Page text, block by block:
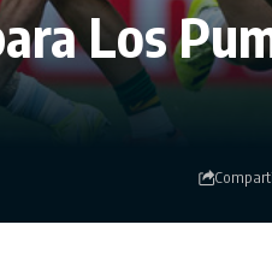
Los